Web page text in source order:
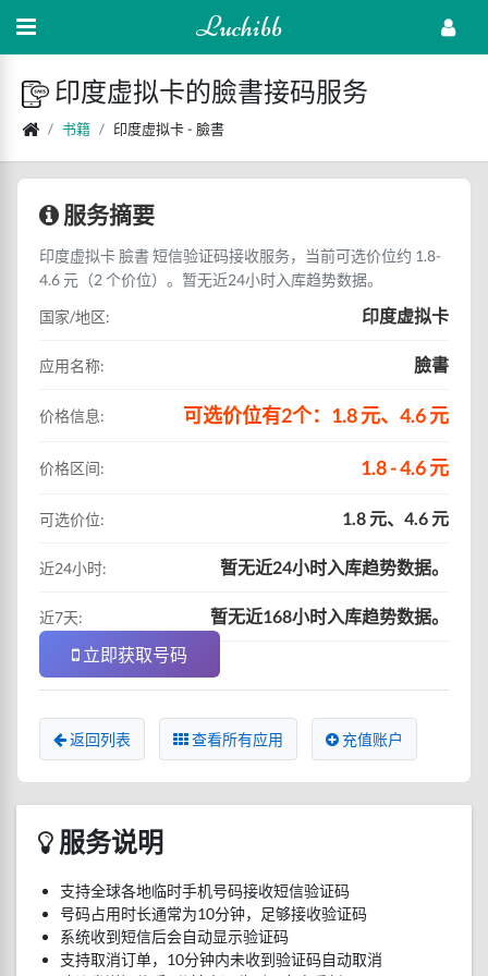
Luchibb
印度虚拟卡的臉書接码服务
书籍 印度虚拟卡 - 臉書
服务摘要
印度虚拟卡 臉書 短信验证码接收服务，当前可选价位约 1.8-
4.6 元（2 个价位）。暂无近24小时入库趋势数据。
国家/地区:
印度虚拟卡
应用名称: 臉書
价格信息: 可选价位有2个：1.8 元、4.6 元
价格区间: 1.8 - 4.6 元
可选价位: 1.8 元、4.6 元
近24小时: 暂无近24小时入库趋势数据。
近7天:
暂无近168小时入库趋势数据。
立即获取号码
返回列表 查看所有应用 充值账户
服务说明
支持全球各地临时手机号码接收短信验证码
号码占用时长通常为10分钟，足够接收验证码
系统收到短信后会自动显示验证码
支持取消订单，10分钟内未收到验证码自动取消